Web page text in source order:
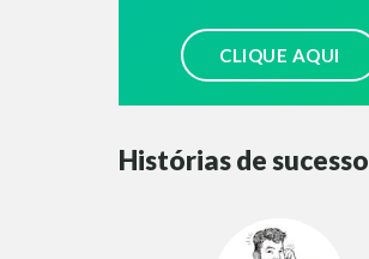
CLIQUE AQUI
Histórias de sucesso